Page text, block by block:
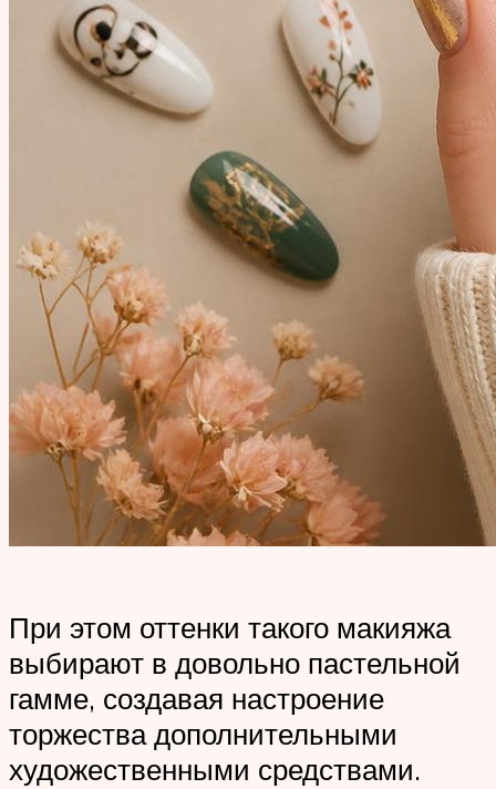
При этом оттенки такого макияжа
выбирают в довольно пастельной
гамме, создавая настроение
торжества дополнительными
художественными средствами.